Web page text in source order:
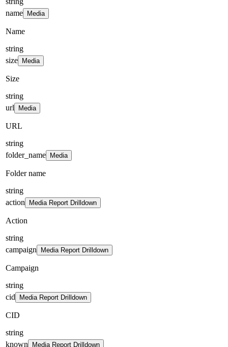
name
Media
Name
string
size
Media
Size
string
url
Media
URL
string
folder_name
Media
Folder name
string
action
Media Report Drilldown
Action
string
campaign
Media Report Drilldown
Campaign
string
cid
Media Report Drilldown
CID
string
known
Media Report Drilldown